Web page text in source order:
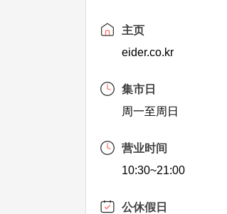
主页
eider.co.kr
集市日
周一至周日
营业时间
10:30~21:00
公休假日